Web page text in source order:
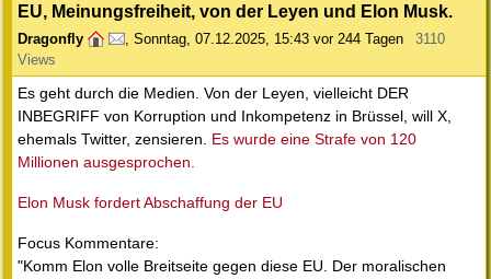
EU, Meinungsfreiheit, von der Leyen und Elon Musk.
Dragonfly , Sonntag, 07.12.2025, 15:43 vor 244 Tagen
3110
Views
Es geht durch die Medien. Von der Leyen, vielleicht DER
INBEGRIFF von Korruption und Inkompetenz in Brüssel, will X,
ehemals Twitter, zensieren. Es wurde eine Strafe von 120
Millionen ausgesprochen.
Elon Musk fordert Abschaffung der EU
Focus Kommentare:
"Komm Elon volle Breitseite gegen diese EU. Der moralischen